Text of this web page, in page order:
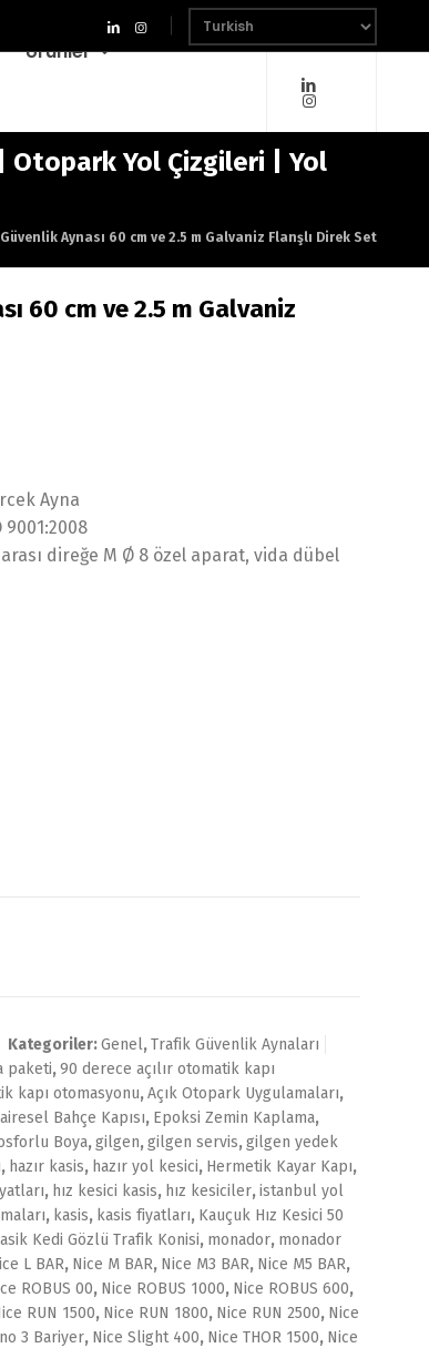
Ürünler
Otopark Yol Çizgileri | Yol
Aynası 60 cm ve 2.5 m Galvaniz Flanşlı Direk Set
60 cm ve 2.5 m Galvaniz
Ayna
9001:2008
direğe M Ø 8 özel aparat, vida dübel
Kategoriler:Genel,Trafik Güvenlik Aynaları
paketi,90 derece açılır otomatik kapı
kapı otomasyonu,Açık Otopark Uygulamaları,
Bahçe Kapısı, Epoksi Zemin Kaplama,
Boya,gilgen,gilgen servis,gilgen yedek
, hazır kasis, hazır yol kesici, Hermetik Kayar Kapı,
, hız kesici kasis, hız kesiciler,istanbul yol
, kasis, kasis fiyatları, Kauçuk Hız Kesici 50
Kedi Gözlü Trafik Konisi, monador, monador
L BAR, Nice M BAR, Nice M3 BAR, Nice M5 BAR,
ROBUS 00, Nice ROBUS 1000, Nice ROBUS 600,
RUN 1500, Nice RUN 1800, Nice RUN 2500, Nice
3 Bariyer, Nice Slight 400, Nice THOR 1500, Nice